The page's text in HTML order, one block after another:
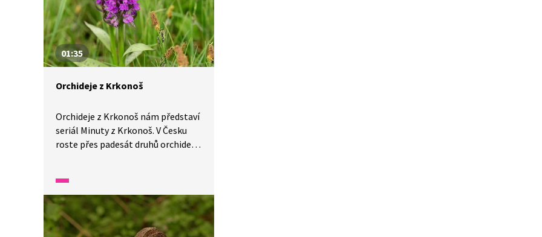
01:35
Orchideje z Krkonoš
Orchideje z Krkonoš nám představí
seriál Minuty z Krkonoš. V Česku
roste přes padesát druhů orchidejí.
v Krkonoších, a dozvíme se, co je
to mykorhiza.